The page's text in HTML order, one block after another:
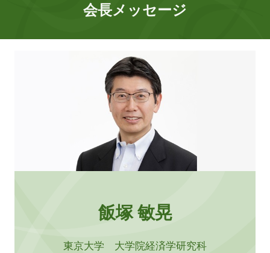
会長メッセージ
飯塚 敏晃
東京大学 大学院経済学研究科